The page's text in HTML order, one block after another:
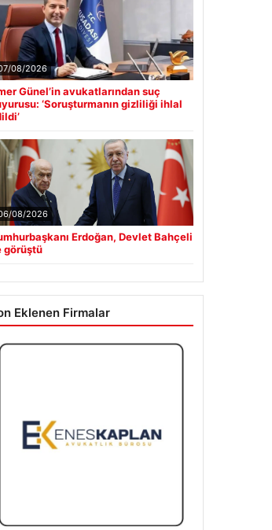
08/2026
Günel’in avukatlarından suç
‘Soruşturmanın gizliliği ihlal
08/2026
Erdoğan, Devlet Bahçeli
görüştü
Eklenen Firmalar